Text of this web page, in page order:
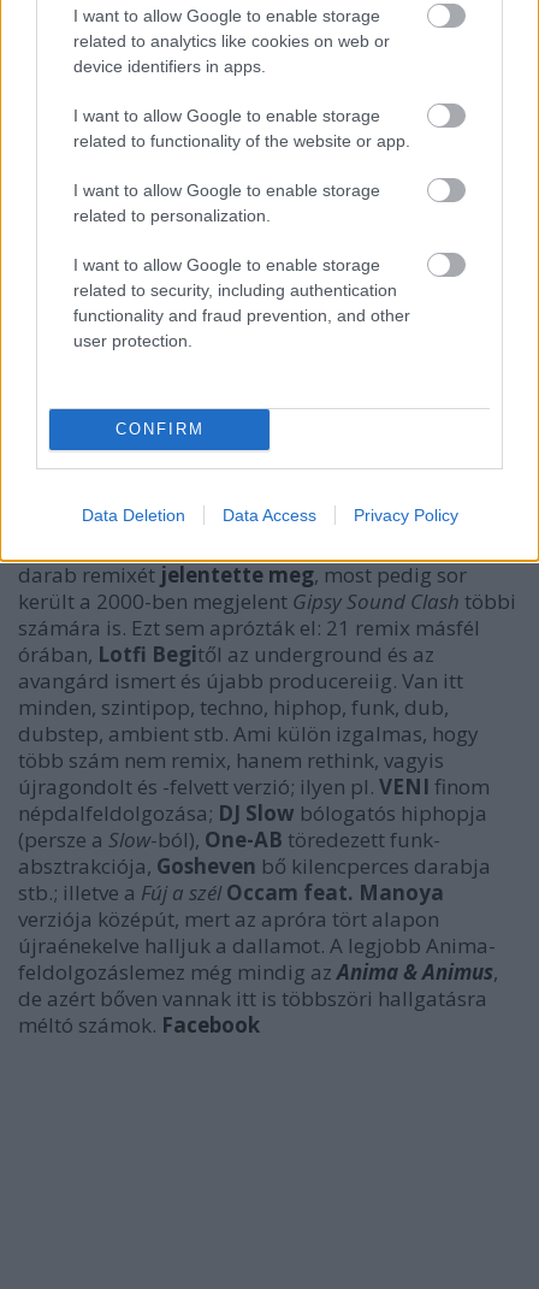
I want to allow Google to enable storage
related to analytics like cookies on web or
device identifiers in apps.
I want to allow Google to enable storage
related to functionality of the website or app.
I want to allow Google to enable storage
related to personalization.
I want to allow Google to enable storage
related to security, including authentication
functionality and fraud prevention, and other
user protection.
CONFIRM
Data Deletion Data Access Privacy Policy
darab remixét jelentette meg, most pedig sor
került a 2000-ben megjelent Gipsy Sound Clash többi
számára is. Ezt sem aprózták el: 21 remix másfél
órában, Lotfi Begitől az underground és az
avangárd ismert és újabb producereiig. Van itt
minden, szintipop, techno, hiphop, funk, dub,
dubstep, ambient stb. Ami külön izgalmas, hogy
több szám nem remix, hanem rethink, vagyis
újragondolt és -felvett verzió; ilyen pl. VENI finom
népdalfeldolgozása; DJ Slow bólogatós hiphopja
(persze a Slow-ból), One-AB töredezett funk-
absztrakciója, Gosheven bő kilencperces darabja
stb.; illetve a Fúj a szél Occam feat. Manoya
verziója középút, mert az apróra tört alapon
újraénekelve halljuk a dallamot. A legjobb Anima-
feldolgozáslemez még mindig azAnima & Animus,
de azért bőven vannak itt is többszöri hallgatásra
méltó számok. Facebook